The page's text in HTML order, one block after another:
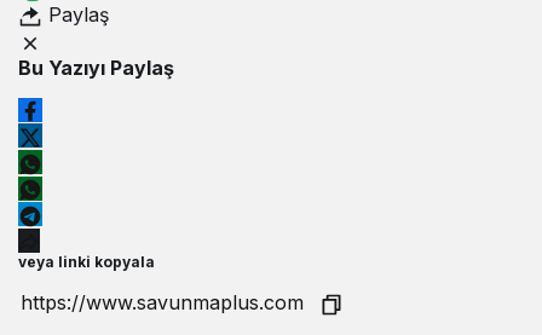
Paylaş
Bu Yazıyı Paylaş
veya linki kopyala